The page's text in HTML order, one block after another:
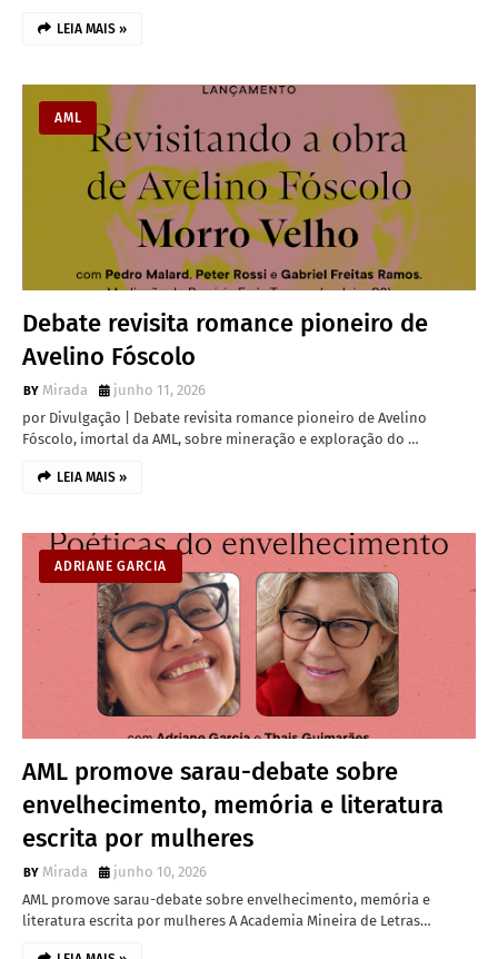
LEIA MAIS »
AML
Debate revisita romance pioneiro de
Avelino Fóscolo
Mirada
junho 11, 2026
por Divulgação | Debate revisita romance pioneiro de Avelino
Fóscolo, imortal da AML, sobre mineração e exploração do …
LEIA MAIS »
ADRIANE GARCIA
AML promove sarau-debate sobre
envelhecimento, memória e literatura
escrita por mulheres
Mirada
junho 10, 2026
AML promove sarau-debate sobre envelhecimento, memória e
literatura escrita por mulheres A Academia Mineira de Letras…